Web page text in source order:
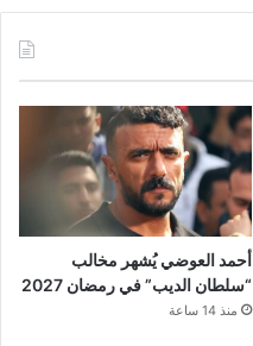
أحمد العوضي يُشهر مخالب
“سلطان الديب” في رمضان 2027
منذ 14 ساعة